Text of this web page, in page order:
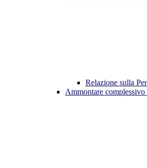
Relazione sulla
Ammontare complessivo